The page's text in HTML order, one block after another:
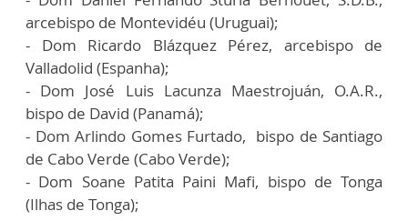
arcebispo de Montevidéu (Uruguai);
- Dom Ricardo Blázquez Pérez, arcebispo de
Valladolid (Espanha);
- Dom José Luis Lacunza Maestrojuán, O.A.R.,
bispo de David (Panamá);
- Dom Arlindo Gomes Furtado, bispo de Santiago
de Cabo Verde (Cabo Verde);
- Dom Soane Patita Paini Mafi, bispo de Tonga
(Ilhas de Tonga);